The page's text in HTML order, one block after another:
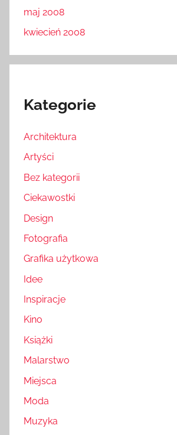
maj 2008
kwiecień 2008
Kategorie
Architektura
Artyści
Bez kategorii
Ciekawostki
Design
Fotografia
Grafika użytkowa
Idee
Inspiracje
Kino
Książki
Malarstwo
Miejsca
Moda
Muzyka